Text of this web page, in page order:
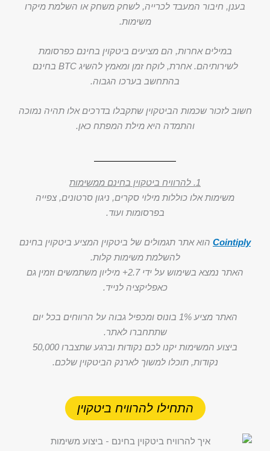
בענן, חיבור המעבד לכרייה, לשחק משחק או השלמת מיקרו
משימות.
במילים אחרות, הם מציעים ביטקוין בחינם כפרסומת
לשירותיהם. אחרת, לוקח זמן ומאמץ להשיג BTC בחינם
בהתחשב בערכו הגבוה.
חשוב לזכור שכמות הביטקוין שתקבלו בדרכים אלו תהיה נמוכה
והתמדה היא מילת המפתח כאן.
1. להרוויח ביטקוין בחינם ממשימות
משימות אלו כוללות מילוי סקרים, ניגון סרטונים, צפייה
בפרסומות ועוד.
Cointiply הוא אתר תגמולים של ביטקוין המציע ביטקוין בחינם
להשלמת משימות קלות.
האתר נמצא בשימוש על ידי 2.7+ מיליון משתמשים וזמין גם
כאפליקציה לנייד.
האתר מציע 1% בונוס ומכפיל גבוה על הרווחים בכל יום
שתתחברו לאתר.
ביצוע המשימות יקנו לכם נקודות וברגע שתצברו 50,000
נקודות, תוכלו למשוך לארנק הביטקוין שלכם.
התחילו להרוויח ביטקוין